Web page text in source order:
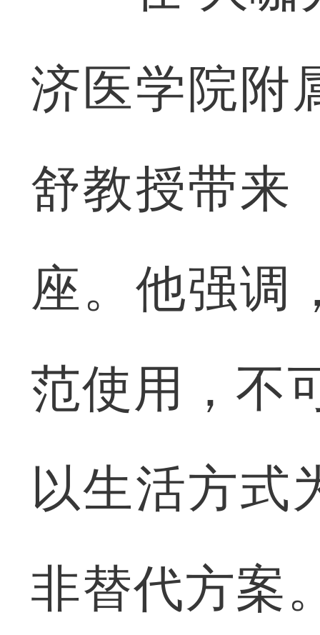
济医学院附
舒教授带来
座。他强调
范使用，不
以生活方式
非替代方案